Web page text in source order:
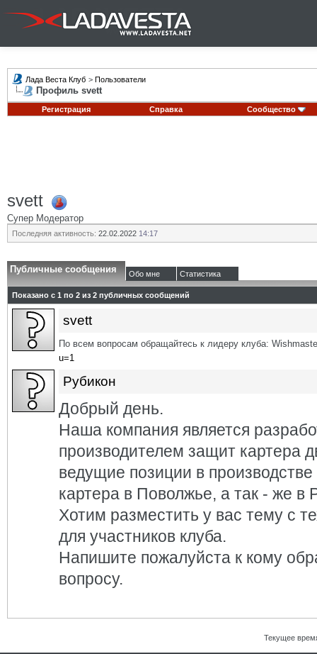
Лада Веста Клуб > Пользователи
Профиль svett
Регистрация Справка Сообщество
svett
Супер Модератор
Последняя активность: 22.02.2022 14:17
Публичные сообщения Обо мне Статистика
Показано с 1 по 2 из 2 публичных сообщений
svett
По всем вопросам обращайтесь к лидеру клуба:
u=1
Рубикон
Добрый день.
Наша компания является
производителем защит картера
ведущие позиции в
картера в Поволжье, а так - же в
Хотим разместить у вас тему с
для участников клуба.
Напишите пожалуйста к кому
вопросу.
Текущее